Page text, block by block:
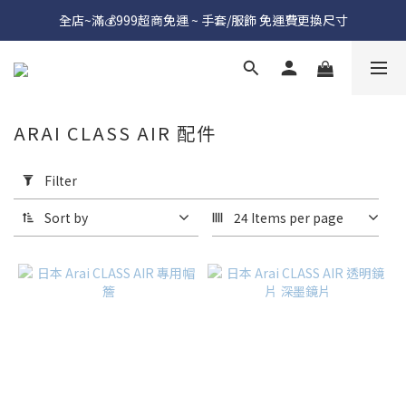
全店~滿💰999超商免運 ~ 手套/服飾 免運費更換尺寸
Filter
(0/20)
Range
ARAI CLASS AIR 配件
Filter
Sort by 24 Items per page